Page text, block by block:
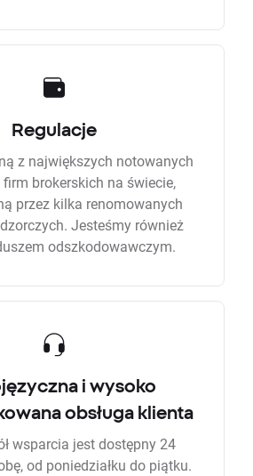
Regulacje
z największych notowanych
firm brokerskich na świecie,
przez kilka renomowanych
Jesteśmy również
odszkodowawczym.
i wysoko
obsługa klienta
wsparcia jest dostępny 24
od poniedziałku do piątku.